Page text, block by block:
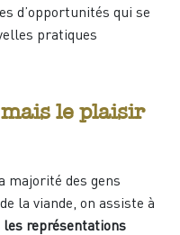
d’opportunités qui se
pratiques
le plaisir
majorité des gens
la viande, on assiste à
les représentations